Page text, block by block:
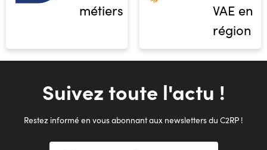
métiers
VAE en
région
Suivez toute l'actu !
Restez informé en vous abonnant aux newsletters du C2RP !